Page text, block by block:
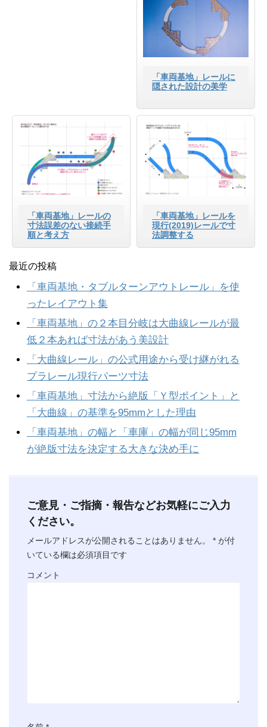
「車両基地」レールに
隠された設計の美学
「車両基地」レールの
寸法誤差のない接続手
順と考え方
「車両基地」レールを
現行(2019)レールで寸
法調整する
最近の投稿
「車両基地・タブルターンアウトレール」を使
ったレイアウト集
「車両基地」の２本目分岐は大曲線レールが最
低２本あれば寸法があう美設計
「大曲線レール」の公式用途から受け継がれる
プラレール現行パーツ寸法
「車両基地」寸法から絶版「Ｙ型ポイント」と
「大曲線」の基準を95mmとした理由
「車両基地」の幅と「車庫」の幅が同じ95mm
が絶版寸法を決定する大きな決め手に
ご意見・ご指摘・報告などお気軽にご入力
ください。
メールアドレスが公開されることはありません。 * が付
いている欄は必須項目です
コメント